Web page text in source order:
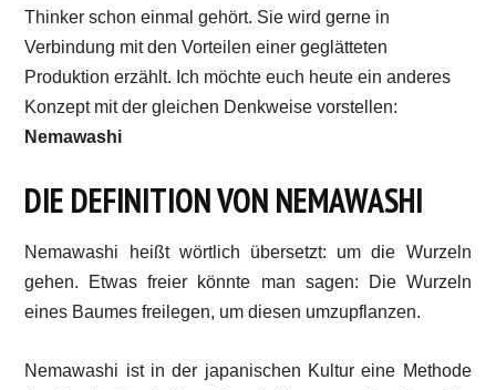
Thinker schon einmal gehört. Sie wird gerne in
Verbindung mit den Vorteilen einer geglätteten
Produktion erzählt. Ich möchte euch heute ein anderes
Konzept mit der gleichen Denkweise vorstellen:
Nemawashi
DIE DEFINITION VON NEMAWASHI
Nemawashi heißt wörtlich übersetzt: um die Wurzeln
gehen. Etwas freier könnte man sagen: Die Wurzeln
eines Baumes freilegen, um diesen umzupflanzen.
Nemawashi ist in der japanischen Kultur eine Methode